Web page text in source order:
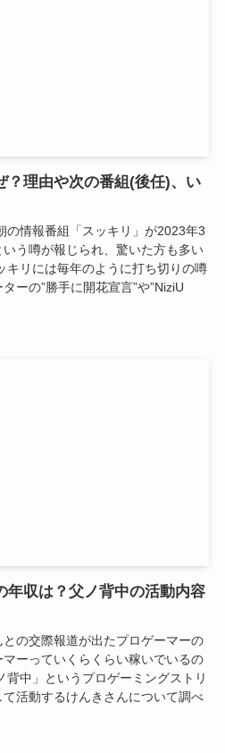
？理由や次の番組(後任)、い
の情報番組「スッキリ」が2023年3
う噂が報じられ、驚いた方も多い
キリには毎年のように打ち切りの噂
ーの”勝手に開花宣言”や”NiziU
年収は？父ノ背中の活動内容
の交際報道が出たプロゲーマーの
ーっていくらくらい稼いでいるの
中」というプロゲーミングストリ
活動するけんきさんについて調べ